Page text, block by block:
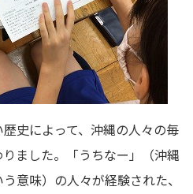
史によって、沖縄の人々の毎
ました。「うちなー」（沖縄
意味）の人々が経験された、